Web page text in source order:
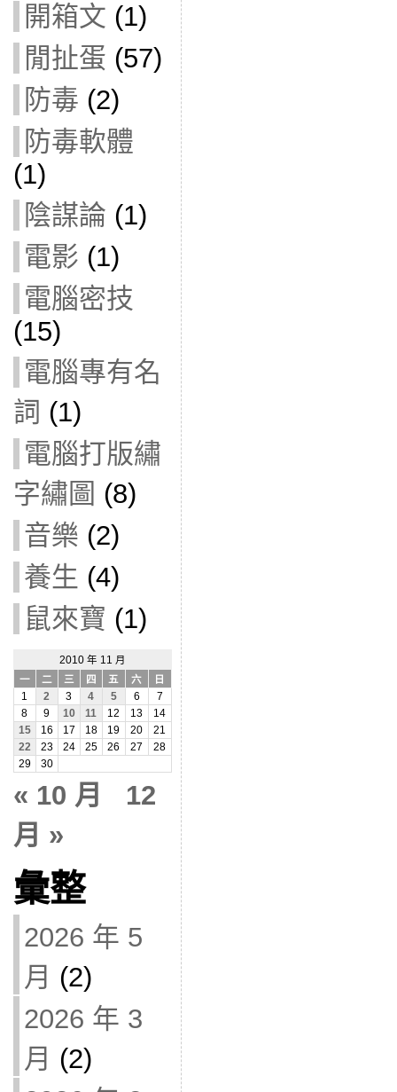
開箱文 (1)
閒扯蛋 (57)
防毒 (2)
防毒軟體
(1)
陰謀論 (1)
電影 (1)
電腦密技
(15)
電腦專有名
詞 (1)
電腦打版繡
字繡圖 (8)
音樂 (2)
養生 (4)
鼠來寶 (1)
2010 年 11 月
一
二 三 四 五 六
日
1
2 3 4 5 6
7
8
9 10 11 12 13
14
15
16 17 18 19 20
21
22
23 24 25 26 27
28
29
30
« 10 月
12
月 »
彙整
2026 年 5
月 (2)
2026 年 3
月 (2)